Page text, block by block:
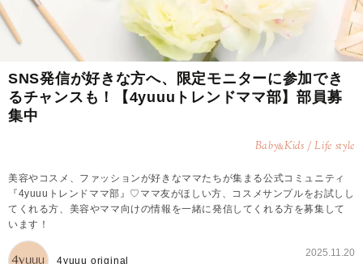
SNS発信が好きな方へ、限定モニターに参加でき
るチャンスも！【4yuuuトレンドママ部】部員募
集中
Baby&Kids / Life style
美容やコスメ、ファッションが好きなママたちが集まる公式コミュニティ
『4yuuuトレンドママ部』♡ママ友がほしい方、コスメサンプルをお試しし
てくれる方、美容やママ向けの情報を一緒に発信してくれる方を募集して
います！
4yuuu original
2025.11.20